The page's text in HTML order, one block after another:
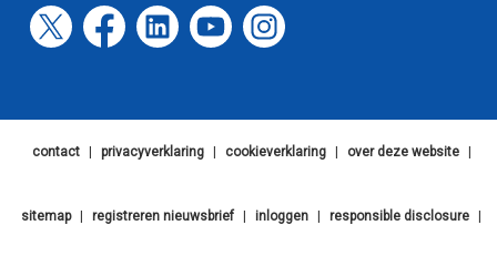
contact | privacyverklaring | cookieverklaring | over deze website |
sitemap | registreren nieuwsbrief | inloggen | responsible disclosure |